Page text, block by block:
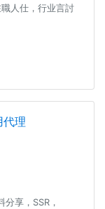
人仕，行业言討
代理
享，SSR，